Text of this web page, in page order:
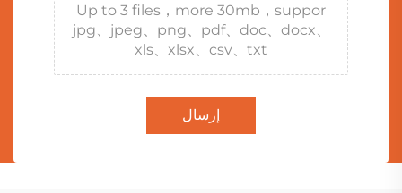
Up to 3 files，more 30mb，suppor
jpg、jpeg、png、pdf、doc、docx、
xls、xlsx、csv、txt
إرسال